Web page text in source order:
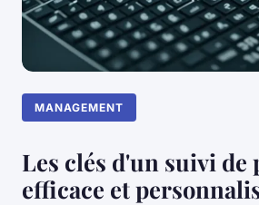
MANAGEMENT
Les clés d'un suivi
efficace et